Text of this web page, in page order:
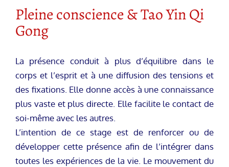
Pleine conscience & Tao Yin Qi
Gong
La présence conduit à plus d’équilibre dans le
corps et l’esprit et à une diffusion des tensions et
des fixations. Elle donne accès à une connaissance
plus vaste et plus directe. Elle facilite le contact de
soi-même avec les autres.
L’intention de ce stage est de renforcer ou de
développer cette présence afin de l’intégrer dans
toutes les expériences de la vie. Le mouvement du